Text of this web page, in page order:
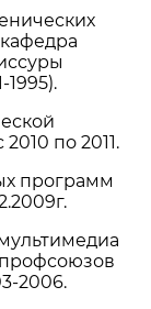
по 2011.
программ
2006.